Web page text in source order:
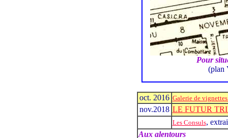
Pour
(plan
oct. 2016 Galerie de
nov.2018 LE FUTUR
Les Consuls,
Aux alentours